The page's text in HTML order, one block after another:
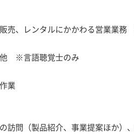
売、レンタルにかかわる営業業
※言語聴覚士のみ
業
問（製品紹介、事業提案ほか）